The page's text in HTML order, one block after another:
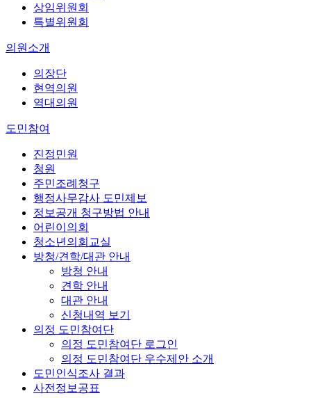
상임위원회
특별위원회
의원소개
의장단
현역의원
역대의원
도민참여
진정민원
청원
주민조례청구
행정사무감사 도민제보
정보공개 청구방법 안내
어린이의회
청소년의회교실
방청/견학/대관 안내
방청 안내
견학 안내
대관 안내
신청내역 보기
의정 도민참여단
의정 도민참여단 로그인
의정 도민참여단 우수제안 소개
도민인식조사 결과
사전정보공표